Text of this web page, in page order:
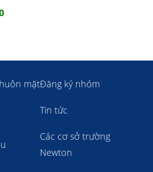
mặtĐăng ký nhóm
Tin tức
Các cơ sở trường
Newton